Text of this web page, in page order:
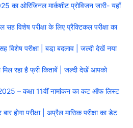
का ओरिजिनल मार्कशीट प्रोविजन जारी- यहाँ
सह विशेष परीक्षा के लिए प्रैक्टिकल परीक्षा का
विशेष परीक्षा | बडा़ बदलाव | जल्दी देखें नया
रहा है फ्री किताबें | जल्दी देखें आपको
2025 – कक्षा 11वीं नामांकन का कट ऑफ लिस्ट
होगा परीक्षा | अप्रैल मासिक परीक्षा का डेट